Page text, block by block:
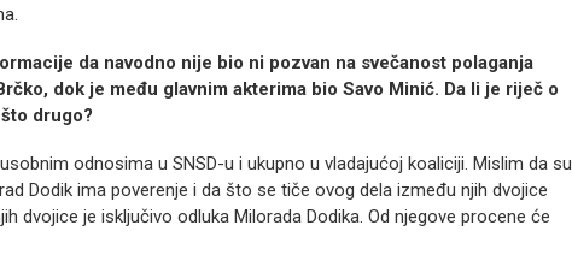
da navodno nije bio ni pozvan na svečanost polaganja
dok je među glavnim akterima bio Savo Minić. Da li je riječ o
drugo?
odnosima u SNSD-u i ukupno u vladajućoj koaliciji. Mislim da su
Dodik ima poverenje i da što se tiče ovog dela između njih dvojice
dvojice je isključivo odluka Milorada Dodika. Od njegove procene će